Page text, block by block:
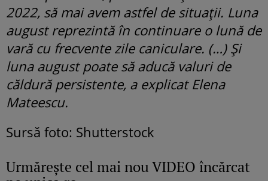
2022, să mai avem astfel de situații. Luna
august reprezintă în continuare o lună de
vară cu frecvente zile caniculare. (…) Și
luna august poate să aducă valuri de
căldură persistente, a explicat Elena
Mateescu.
Sursă foto: Shutterstock
Urmăreşte cel mai nou VIDEO încărcat